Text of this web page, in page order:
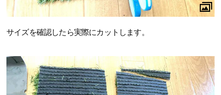
サイズを確認したら実際にカットします。